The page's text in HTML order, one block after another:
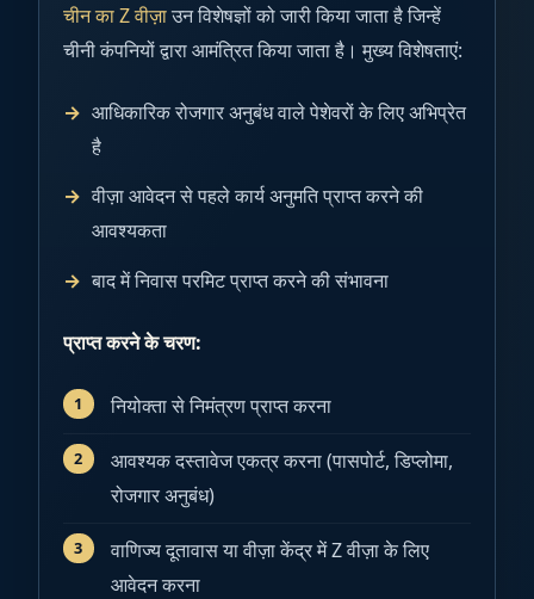
चीन का Z वीज़ाउन विशेषज्ञों को जारी किया जाता है जिन्हें
चीनी कंपनियों द्वारा आमंत्रित किया जाता है। मुख्य विशेषताएं:
आधिकारिक रोजगार अनुबंध वाले पेशेवरों के लिए अभिप्रेत
है
वीज़ा आवेदन से पहले कार्य अनुमति प्राप्त करने की
आवश्यकता
बाद में निवास परमिट प्राप्त करने की संभावना
प्राप्त करने के चरण:
नियोक्ता से निमंत्रण प्राप्त करना
आवश्यक दस्तावेज एकत्र करना (पासपोर्ट, डिप्लोमा,
रोजगार अनुबंध)
वाणिज्य दूतावास या वीज़ा केंद्र में Z वीज़ा के लिए
आवेदन करना